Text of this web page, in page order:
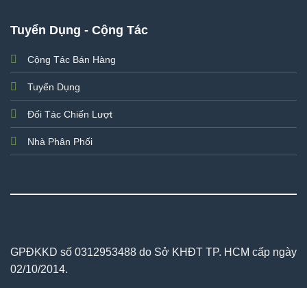
Tuyển Dụng - Cộng Tác
Cộng Tác Bán Hàng
Tuyển Dụng
Đối Tác Chiến Lượt
Nhà Phân Phối
GPĐKKD số 0312953488 do Sở KHĐT TP. HCM cấp ngày
02/10/2014.